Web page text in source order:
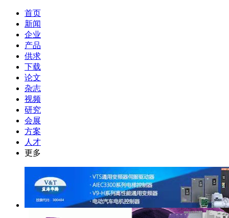
首页
新闻
企业
产品
供求
下载
论文
杂志
视频
研究
会展
方案
人才
更多